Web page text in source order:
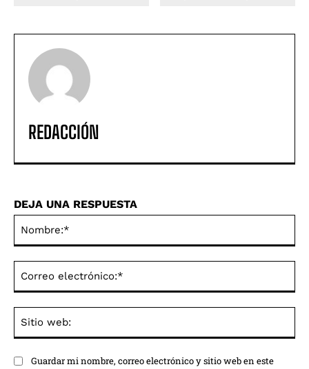
REDACCIÓN
DEJA UNA RESPUESTA
Guardar mi nombre, correo electrónico y sitio web en este